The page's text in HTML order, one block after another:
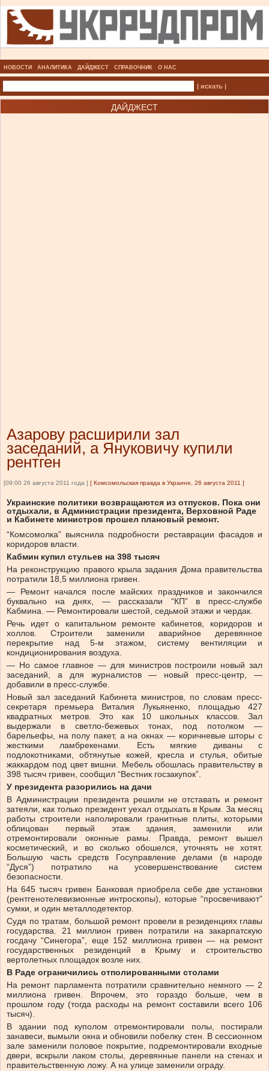
НОВОСТИ АНАЛИТИКА ДАЙДЖЕСТ СПРАВОЧНИК О НАС
| искать |
ДАЙДЖЕСТ
Азарову расширили зал
заседаний, а Януковичу купили
рентген
[09:00 26 августа 2011 года ] [ Комсомольская правда в Украине, 26 августа 2011 ]
Украинские политики возвращаются из отпусков. Пока они
отдыхали, в Администрации президента, Верховной Раде
и Кабинете министров прошел плановый ремонт.
“Комсомолка” выяснила подробности реставрации фасадов и
коридоров власти.
Кабмин купил стульев на 398 тысяч
На реконструкцию правого крыла задания Дома правительства
потратили 18,5 миллиона гривен.
— Ремонт начался после майских праздников и закончился
буквально на днях, — рассказали “КП” в пресс-службе
Кабмина. — Ремонтировали шестой, седьмой этажи и чердак.
Речь идет о капитальном ремонте кабинетов, коридоров и
холлов. Строители заменили аварийное деревянное
перекрытие над 5-м этажом, систему вентиляции и
кондиционирования воздуха.
— Но самое главное — для министров построили новый зал
заседаний, а для журналистов — новый пресс-центр, —
добавили в пресс-службе.
Новый зал заседаний Кабинета министров, по словам пресс-
секретаря премьера Виталия Лукьяненко, площадью 427
квадратных метров. Это как 10 школьных классов. Зал
выдержали в светло-бежевых тонах, под потолком —
барельефы, на полу пакет, а на окнах — коричневые шторы с
жесткими ламбрекенами. Есть мягкие диваны с
подлокотниками, обтянутые кожей, кресла и стулья, обитые
жаккардом под цвет вишни. Мебель обошлась правительству в
398 тысяч гривен, сообщил “Вестник госзакупок”.
У президента разорились на дачи
В Администрации президента решили не отставать и ремонт
затеяли, как только президент уехал отдыхать в Крым. За месяц
работы строители наполировали гранитные плиты, которыми
облицован первый этаж здания, заменили или
отремонтировали оконные рамы. Правда, ремонт вышел
косметический, и во сколько обошелся, уточнять не хотят.
Большую часть средств Госуправление делами (в народе
“Дуся”) потратило на усовершенствование систем
безопасности.
На 645 тысяч гривен Банковая приобрела себе две установки
(рентгенотелевизионные интроскопы), которые “просвечивают”
сумки, и один металлодетектор.
Судя по тратам, большой ремонт провели в резиденциях главы
государства. 21 миллион гривен потратили на закарпатскую
госдачу “Синегора”, еще 152 миллиона гривен — на ремонт
государственных резиденций в Крыму и строительство
вертолетных площадок возле них.
В Раде ограничились отполированными столами
На ремонт парламента потратили сравнительно немного — 2
миллиона гривен. Впрочем, это гораздо больше, чем в
прошлом году (тогда расходы на ремонт составили всего 106
тысяч).
В здании под куполом отремонтировали полы, постирали
занавеси, вымыли окна и обновили побелку стен. В сессионном
зале заменили половое покрытие, подремонтировали входные
двери, вскрыли лаком столы, деревянные панели на стенах и
правительственную ложу. А на улице заменили ограду.